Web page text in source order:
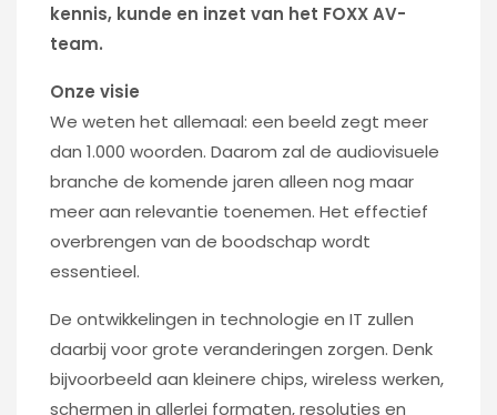
kennis, kunde en inzet van het FOXX AV-
team.
Onze visie
We weten het allemaal: een beeld zegt meer
dan 1.000 woorden. Daarom zal de audiovisuele
branche de komende jaren alleen nog maar
meer aan relevantie toenemen. Het effectief
overbrengen van de boodschap wordt
essentieel.
De ontwikkelingen in technologie en IT zullen
daarbij voor grote veranderingen zorgen. Denk
bijvoorbeeld aan kleinere chips, wireless werken,
schermen in allerlei formaten, resoluties en